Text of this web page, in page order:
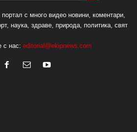
с много видео новини, коментари,
наука, здраве, природа, политика, свят
с нас: editorial@ekipnews.com